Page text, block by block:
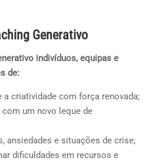
Generativo
indivíduos, equipas e
de:
a criatividade com força renovada;
com um novo leque de
ansiedades e situações de crise;
dificuldades em recursos e